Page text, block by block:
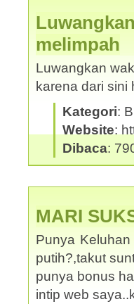
melimpah
Luwangkan
karena dari
Kategori:
Website:
Dibaca:
MARI
Punya
putih?,takut
punya bonus
intip web